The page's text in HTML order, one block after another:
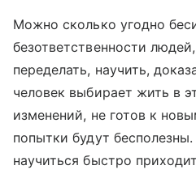
Можно сколько угодно
безответственности
переделать, научить,
человек выбирает жить в
изменений, не готов к
попытки будут
научиться быстро